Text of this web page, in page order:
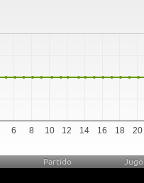
6 8 10 12 14 16 18 20
Partido Jugó